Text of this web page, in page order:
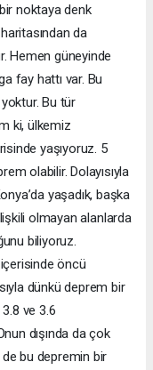
bir noktaya denk
da
Hemen güneyinde
fay hattı var. Bu
Bu tür
ki, ülkemiz
yaşıyoruz. 5
olabilir. Dolayısıyla
yaşadık, başka
olmayan alanlarda
biliyoruz.
öncü
dünkü deprem bir
ve 3.6
dışında da çok
de bu depremin bir